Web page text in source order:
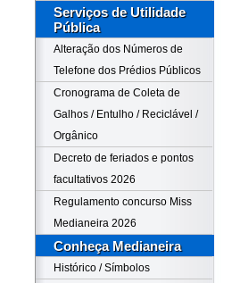
Serviços de Utilidade
Pública
Alteração dos Números de
Telefone dos Prédios Públicos
Cronograma de Coleta de
Galhos / Entulho / Reciclável /
Orgânico
Decreto de feriados e pontos
facultativos 2026
Regulamento concurso Miss
Medianeira 2026
Conheça Medianeira
Histórico / Símbolos